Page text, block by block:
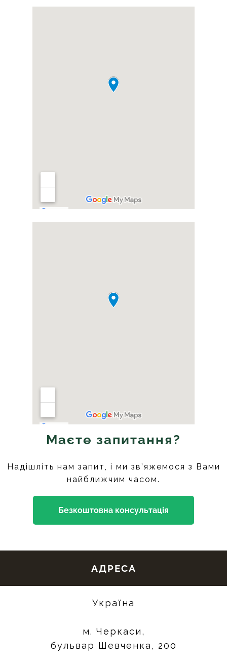
Маєте запитання?
Надішліть нам запит, і ми зв’яжемося з Вами
найближчим часом.
Безкоштовна консультація
АДРЕСА
Україна
м. Черкаси,
бульвар Шевченка, 200